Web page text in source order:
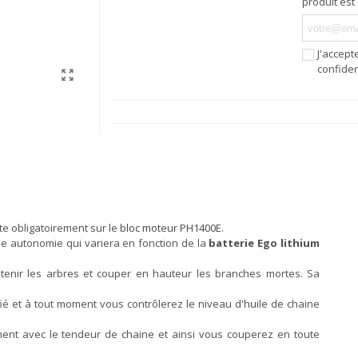
obligatoirement sur le bloc moteur PH1400E.
autonomie qui variera en fonction de la batterie Ego lithium
les arbres et couper en hauteur les branches mortes. Sa
et à tout moment vous contrôlerez le niveau d'huile de chaine
avec le tendeur de chaine et ainsi vous couperez en toute